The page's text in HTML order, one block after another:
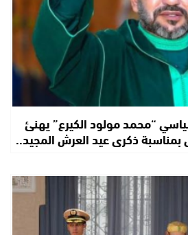
“محمد مولود الكيرع” يهنئ
ذكرى عيد العرش المجيد..